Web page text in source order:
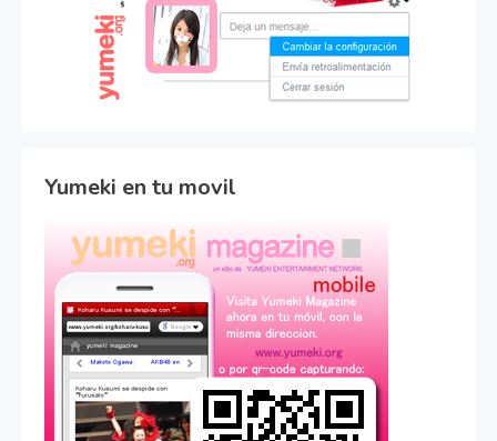
Yumeki en tu movil